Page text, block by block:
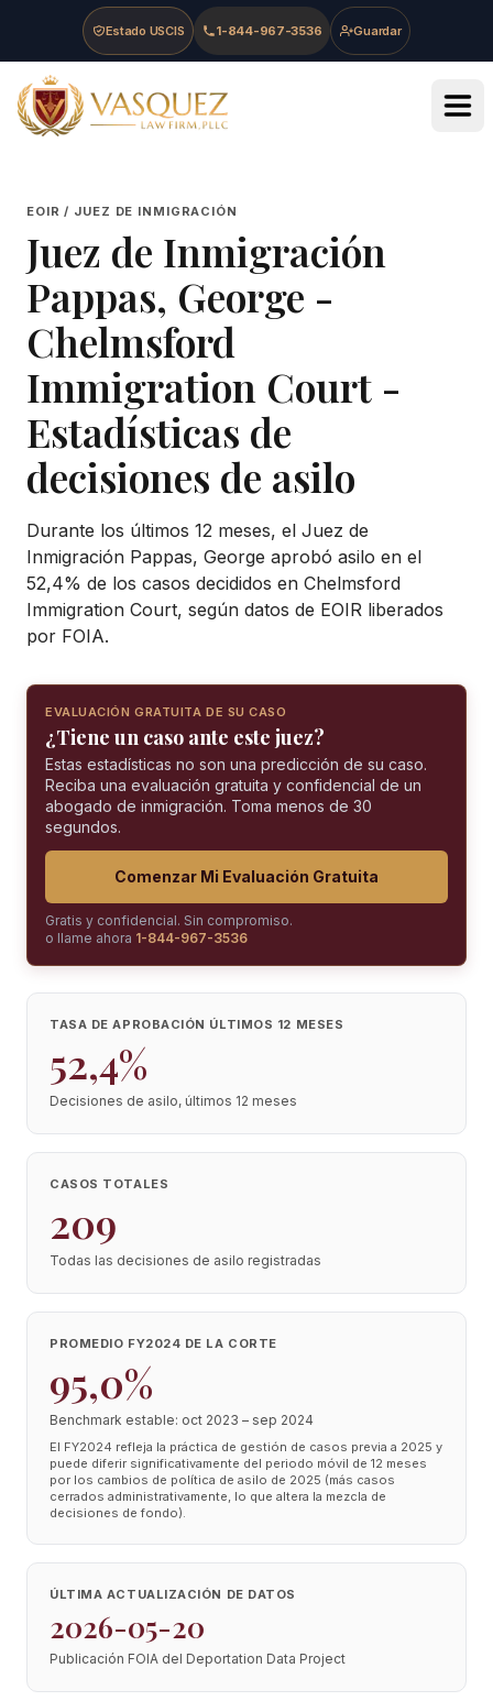
Skip to main content
Skip to navigation
Skip to footer
Estado USCIS 1-844-967-3536 Guardar
Vasquez Law Firm - Home
EOIR / JUEZ DE INMIGRACIÓN
Juez de Inmigración
Pappas, George -
Chelmsford
Immigration Court -
Estadísticas de
decisiones de asilo
Durante los últimos 12 meses, el Juez de
Inmigración Pappas, George aprobó asilo en el
52,4% de los casos decididos en Chelmsford
Immigration Court, según datos de EOIR liberados
por FOIA.
EVALUACIÓN GRATUITA DE SU CASO
¿Tiene un caso ante este juez?
Estas estadísticas no son una predicción de su caso.
Reciba una evaluación gratuita y confidencial de un
abogado de inmigración. Toma menos de 30
segundos.
Comenzar Mi Evaluación Gratuita
Gratis y confidencial. Sin compromiso.
o llame ahora 1-844-967-3536
TASA DE APROBACIÓN ÚLTIMOS 12 MESES
52,4%
Decisiones de asilo, últimos 12 meses
CASOS TOTALES
209
Todas las decisiones de asilo registradas
PROMEDIO FY2024 DE LA CORTE
95,0%
Benchmark estable: oct 2023 – sep 2024
El FY2024 refleja la práctica de gestión de casos previa a 2025 y
puede diferir significativamente del periodo móvil de 12 meses
por los cambios de política de asilo de 2025 (más casos
cerrados administrativamente, lo que altera la mezcla de
decisiones de fondo).
ÚLTIMA ACTUALIZACIÓN DE DATOS
2026-05-20
Publicación FOIA del Deportation Data Project